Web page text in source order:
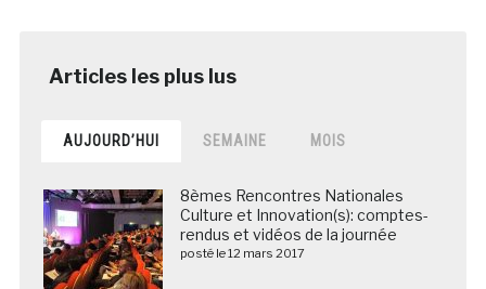
AUJOURD’HUI SEMAINE MOIS
8èmes Rencontres Nationales
Culture et Innovation(s): comptes-
rendus et vidéos de la journée
posté le 12 mars 2017